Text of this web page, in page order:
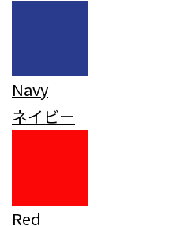
Navy
ネイビー
Red